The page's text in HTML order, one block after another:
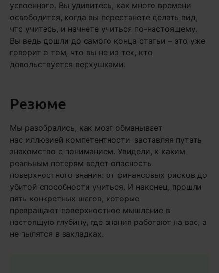
усвоенного. Вы удивитесь, как много времени
освободится, когда вы перестанете делать вид,
что учитесь, и начнете учиться по-настоящему.
Вы ведь дошли до самого конца статьи – это уже
говорит о том, что вы не из тех, кто
довольствуется верхушками.
Резюме
Мы разобрались, как мозг обманывает
нас иллюзией компетентности, заставляя путать
знакомство с пониманием. Увидели, к каким
реальным потерям ведет опасность
поверхностного знания: от финансовых рисков до
убитой способности учиться. И наконец, прошли
пять конкретных шагов, которые
превращают поверхностное мышление в
настоящую глубину, где знания работают на вас, а
не пылятся в закладках.